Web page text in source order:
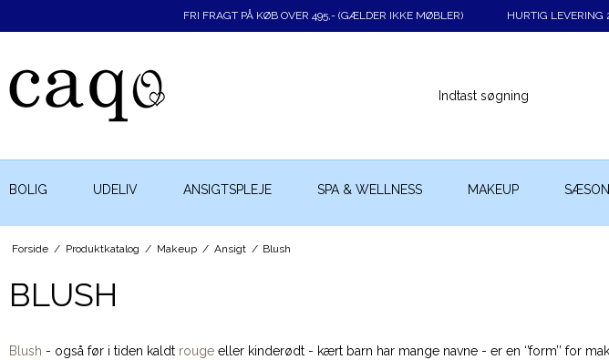
FRI FRAGT PÅ KØB OVER 495,- (GÆLDER IKKE MØBLER) HURTIG LEVERING
BOLIG UDELIV ANSIGTSPLEJE SPA & WELLNESS MAKEUP SÆSON
Forside / Produktkatalog / Makeup / Ansigt / Blush
BLUSH
Blush - også før i tiden kaldt rouge eller kinderødt - kært barn har mange navne - er en ‘’form’’ for